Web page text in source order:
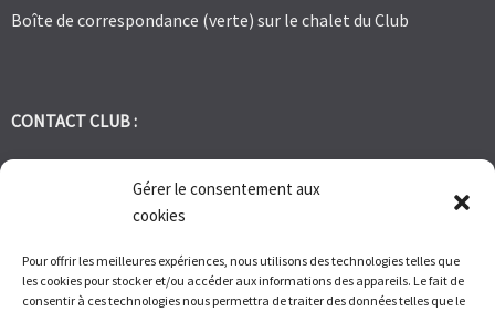
Gérer le consentement aux
cookies
Pour offrir les meilleures expériences, nous utilisons des technologies telles que
les cookies pour stocker et/ou accéder aux informations des appareils. Le fait de
consentir à ces technologies nous permettra de traiter des données telles que le
Boîte de correspondance (verte) sur le chalet du Club
CONTACT CLUB :
tennis.club.avignon@orange.fr
1 Bd des Frères Reboul 30400 Villeneuve les Avignon